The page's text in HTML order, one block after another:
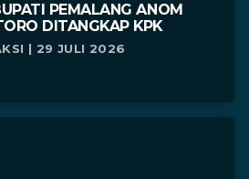
PEMALANG ANOM
DITANGKAP KPK
| 29 JULI 2026